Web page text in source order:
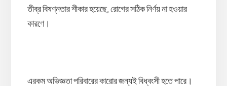
তীব্র বিষণ্নতার শীকার হয়েছে, রোগের সঠিক নির্ণয় না হওয়ার
কারণে।
এরকম অভিজ্ঞতা পরিবারের কারোর জন্যই বিধ্বংসী হতে পারে।